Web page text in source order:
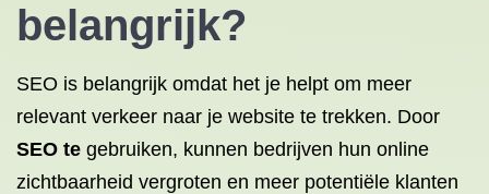
belangrijk?
SEO is belangrijk omdat het je helpt om meer
relevant verkeer naar je website te trekken. Door
SEO te gebruiken, kunnen bedrijven hun online
zichtbaarheid vergroten en meer potentiële klanten